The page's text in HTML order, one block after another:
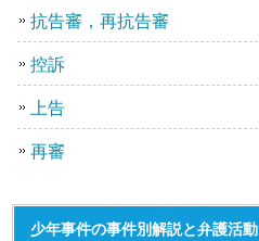
抗告審，再抗告審
控訴
上告
再審
少年事件の事件別解説と弁護活動